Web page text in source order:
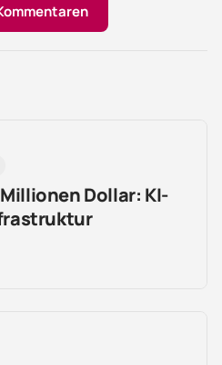
Dollar: KI-